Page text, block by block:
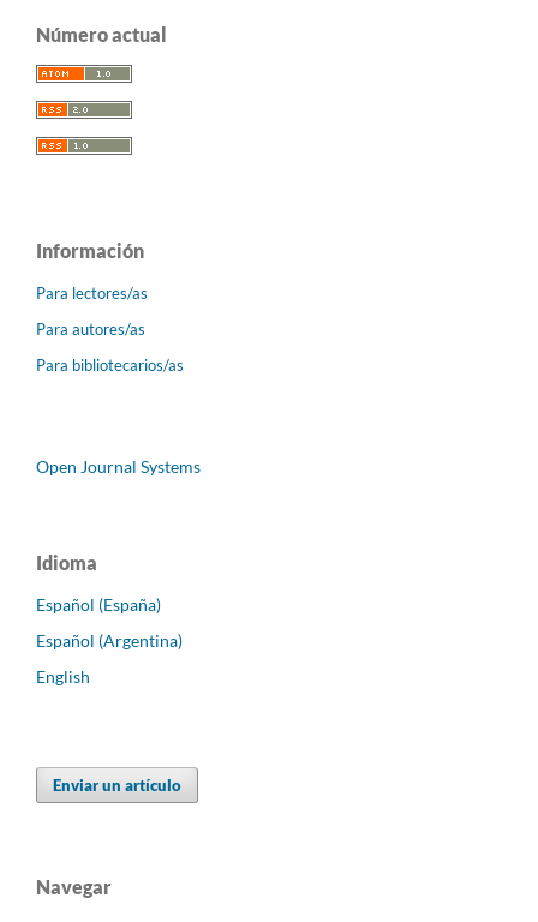
Número actual
Información
Para lectores/as
Para autores/as
Para bibliotecarios/as
Open Journal Systems
Idioma
Español (España)
Español (Argentina)
English
Enviar un artículo
Navegar